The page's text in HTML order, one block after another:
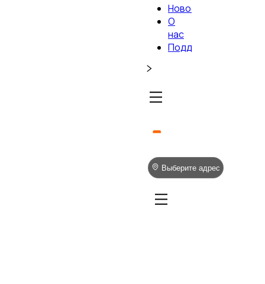
Новости
О
нас
Поддержка
Выберите адрес